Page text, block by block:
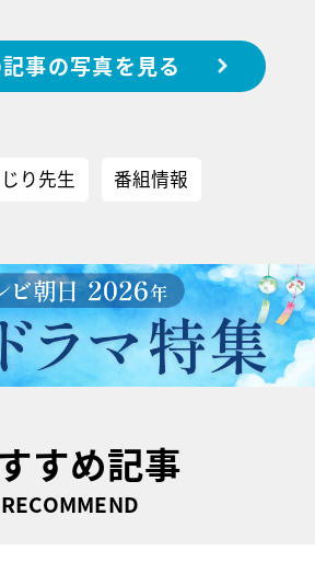
事の写真を見る
り先生 番組情報
すめ記事
RECOMMEND